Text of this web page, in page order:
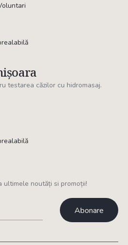
testarea căzilor cu hidromasaj.
noutăți si promoții!